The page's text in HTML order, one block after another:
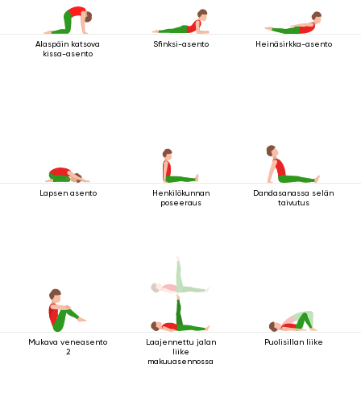
Alaspäin katsova
kissa-asento
Sfinksi-asento Heinäsirkka-asento
Lapsen asento
Henkilökunnan
poseeraus
Dandasanassa selän
taivutus
Mukava veneasento
2
Laajennettu jalan
liike
makuuasennossa
Puolisillan liike